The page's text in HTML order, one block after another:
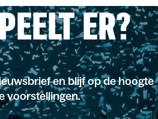
ER?
en blijf op de hoogte
voorstellingen.